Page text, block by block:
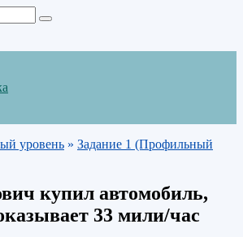
уровень » Задание 1 (Профильный
купил автомобиль,
33 мили/час